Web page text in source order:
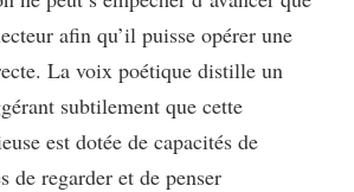
afin qu’il puisse opérer une
La voix poétique distille un
subtilement que cette
est dotée de capacités de
de regarder et de penser